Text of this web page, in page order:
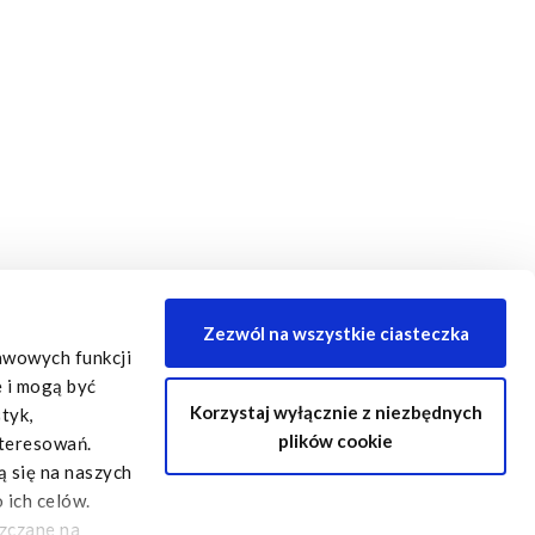
funkcji
mogą być
się na naszych
ich celów.
na
Zezwól na wszystkie ciasteczka
Korzystaj wyłącznie z niezbędnych
plików cookie